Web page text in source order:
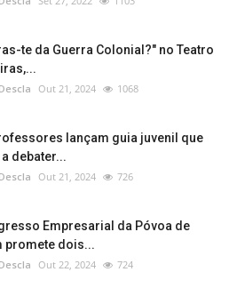
te da Guerra Colonial?" no Teatro
Out 21, 2024 1068
lançam guia juvenil que
debater...
Out 21, 2024 726
Empresarial da Póvoa de
promete dois...
Out 22, 2024 724